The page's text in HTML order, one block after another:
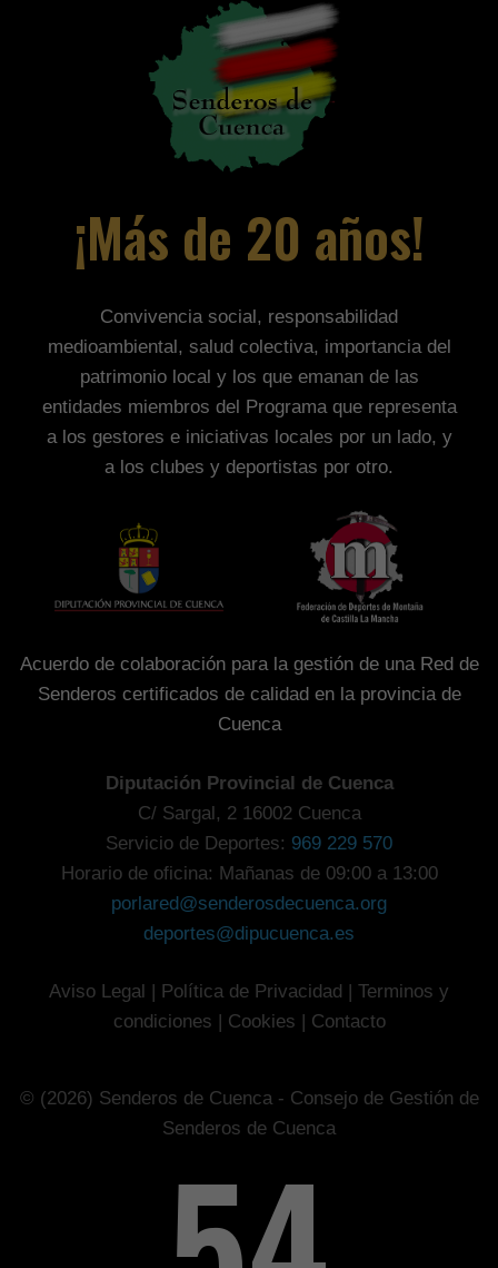
¡Más de 20 años!
Convivencia social, responsabilidad
medioambiental, salud colectiva, importancia del
patrimonio local y los que emanan de las
entidades miembros del Programa que representa
a los gestores e iniciativas locales por un lado, y
a los clubes y deportistas por otro.
Acuerdo de colaboración para la gestión de una Red de
Senderos certificados de calidad en la provincia de
Cuenca
Diputación Provincial de Cuenca
C/ Sargal, 2 16002 Cuenca
Servicio de Deportes: 969 229 570
Horario de oficina: Mañanas de 09:00 a 13:00
porlared@senderosdecuenca.org
deportes@dipucuenca.es
Aviso Legal Política de Privacidad
Terminos y
condiciones
Cookies Contacto
© (2026) Senderos de Cuenca - Consejo de Gestión de
Senderos de Cuenca